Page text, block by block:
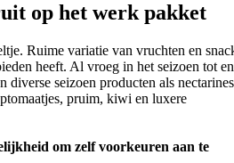
op het werk pakket
Ruime variatie van vruchten en
heeft. Al vroeg in het seizoen tot en
diverse seizoen producten als
pruim, kiwi en luxere
om zelf voorkeuren aan te